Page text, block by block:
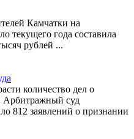
Камчатки на
текущего года составила
рублей ...
количество дел о
Арбитражный суд
812 заявлений о признании